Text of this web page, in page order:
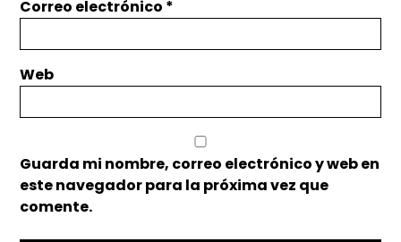
Correo electrónico *
Web
Guarda mi nombre, correo electrónico y web en
este navegador para la próxima vez que
comente.